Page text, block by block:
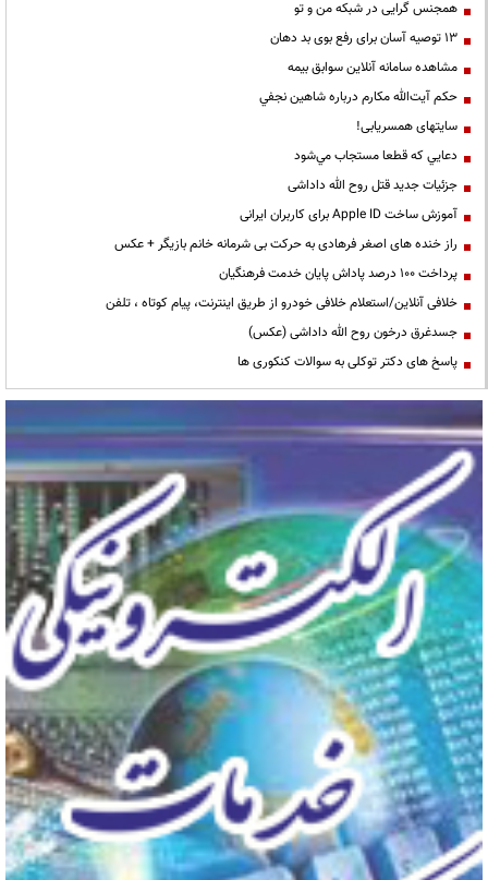
همجنس گرایی در شبکه من و تو
13 توصیه آسان برای رفع بوی بد دهان
مشاهده سامانه آنلاين سوابق بیمه
حكم آيت‌الله مكارم درباره شاهين نجفي
سایتهای همسریابی!
دعايي كه قطعا مستجاب مي‌شود
جزئیات جدید قتل روح الله داداشی
آموزش ساخت Apple ID برای کاربران ایرانی
راز خنده های اصغر فرهادی به حرکت بی شرمانه خانم بازیگر + عکس
پرداخت ۱۰۰ درصد پاداش پایان خدمت فرهنگیان
خلافی آنلاین/استعلام خلافی خودرو از طریق اینترنت، پیام کوتاه ، تلفن
جسدغرق درخون روح الله داداشی (عکس)
پاسخ های دکتر توکلی به سوالات کنکوری ها